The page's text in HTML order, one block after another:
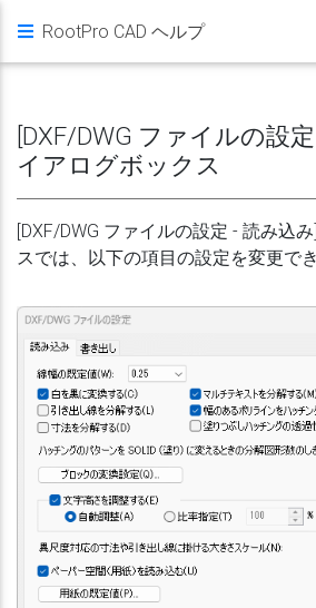
RootPro CAD ヘルプ
[DXF/DWG ファイルの設
イアログボックス
[DXF/DWG ファイルの設定 - 読み込
スでは、以下の項目の設定を変更でき